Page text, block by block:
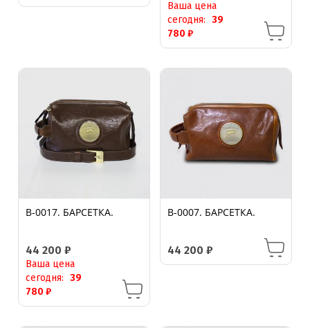
Ваша цена
сегодня: 39
780 ₽
B-0017. БАРСЕТКА.
44 200₽
Ваша цена
сегодня:
39
780₽
B-0007. БАРСЕТКА.
44 200 ₽